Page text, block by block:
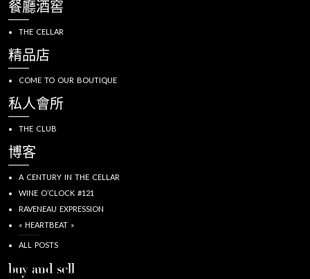
餐廳酒窖
THE CELLAR
精品店
COME TO OUR BOUTIQUE
私人會所
THE CLUB
博客
A CENTURY IN THE CELLAR
WINE O’CLOCK #121
RAVENEAU EXPRESSION
« HEARTBEAT »
ALL POSTS
buy and sell